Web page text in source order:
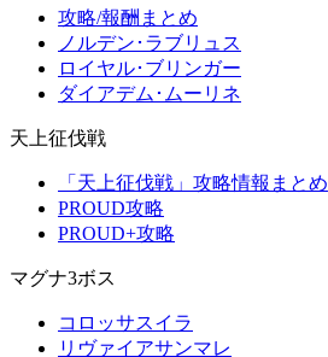
攻略/報酬まとめ
ノルデン･ラブリュス
ロイヤル･ブリンガー
ダイアデム･ムーリネ
天上征伐戦
「天上征伐戦」攻略情報まとめ
PROUD攻略
PROUD+攻略
マグナ3ボス
コロッサスイラ
リヴァイアサンマレ